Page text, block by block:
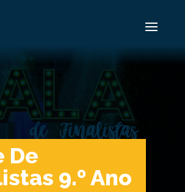
De
9.º Ano